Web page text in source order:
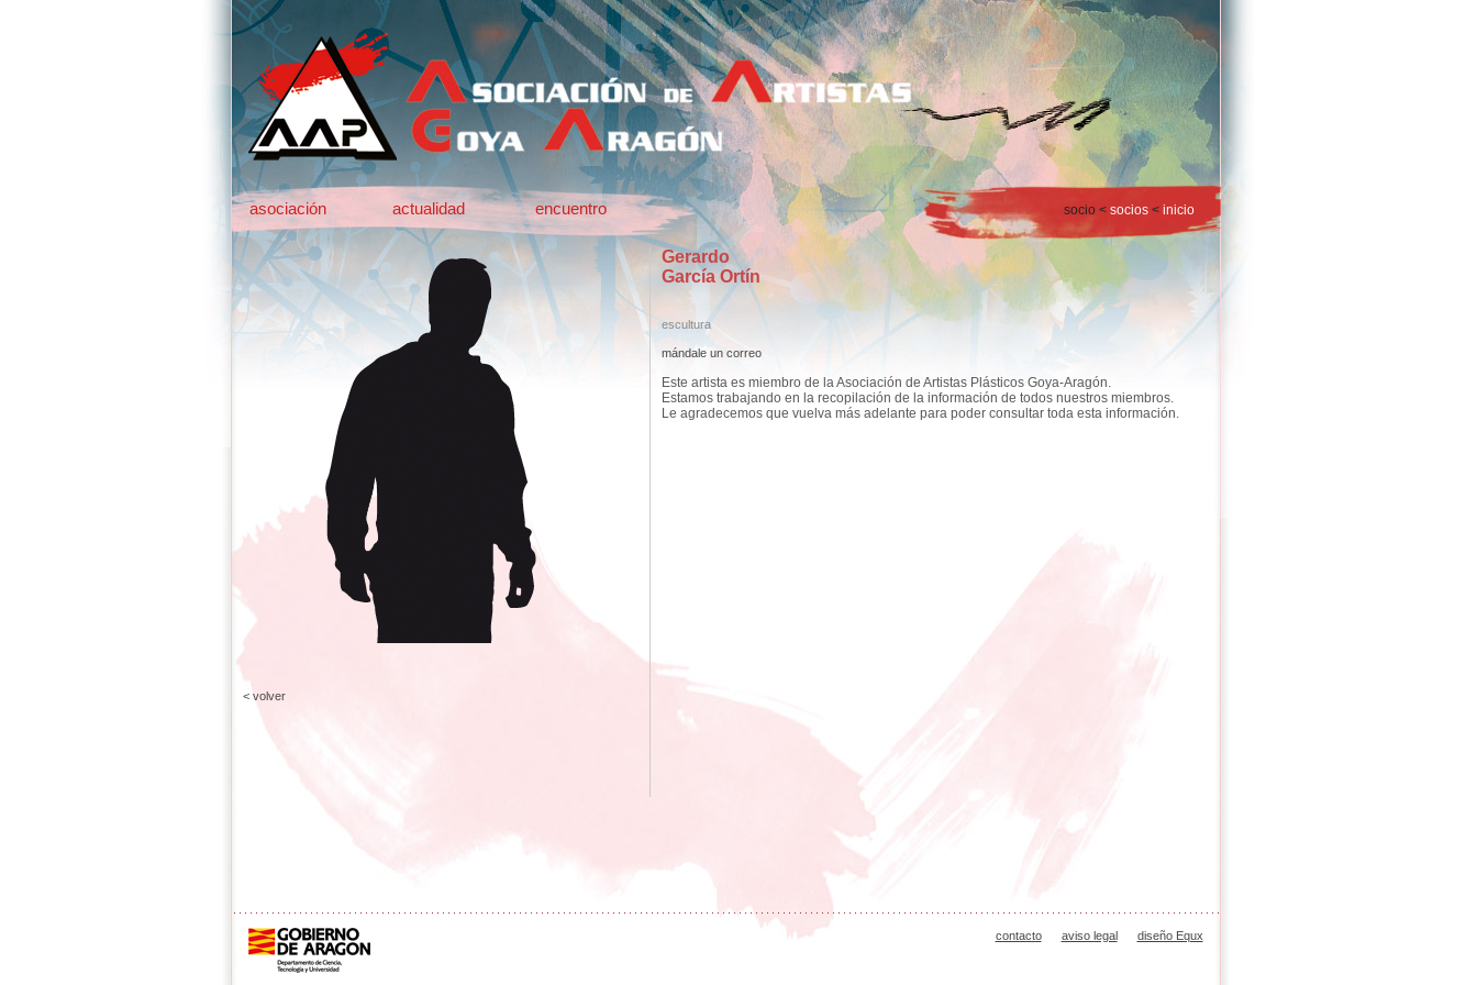
asociación actualidad encuentro socio < socios< inicio
< volver
Gerardo
García Ortín
escultura
mándale un correo
Este artista es miembro de la Asociación de Artistas Plásticos Goya-Aragón.
Estamos trabajando en la recopilación de la información de todos nuestros miembros.
Le agradecemos que vuelva más adelante para poder consultar toda esta información.
contacto aviso legal diseño Equx